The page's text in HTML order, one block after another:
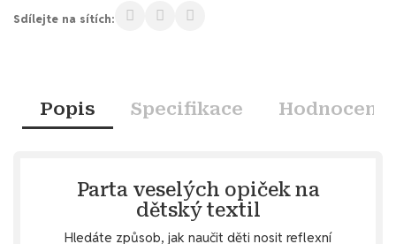
Sdílejte na sítích:
Popis Specifikace Hodnocení
Parta veselých opiček na
dětský textil
Hledáte způsob, jak naučit děti nosit reflexní